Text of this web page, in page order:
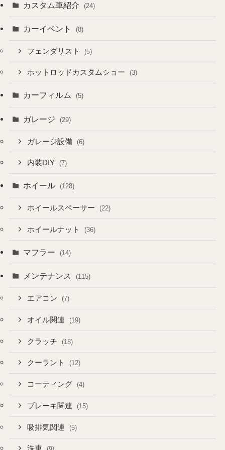
カスタム車紹介 (24)
カーイベント (8)
フェンダリスト (5)
ホットロッドカスタムショー (3)
カーフィルム (5)
ガレージ (29)
ガレージ設備 (6)
内装DIY (7)
ホイール (128)
ホイールスペーサー (22)
ホイールナット (36)
マフラー (14)
メンテナンス (115)
エアコン (7)
オイル関連 (19)
クラッチ (18)
クーラント (12)
コーティング (4)
ブレーキ関連 (15)
吸排気関連 (5)